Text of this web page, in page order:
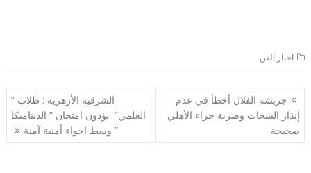
اخبار الفن
تصفّح
المقالات
جريشة الفلال أخطأ في عدم
إنذار الشحات وضربة جزاء الأهلي
صحيحة
الشرقية الأزهرية : طلاب ”
العلمي” يؤدون امتحان ” الديناميكا
” وسط اجواء أمنية آمنة